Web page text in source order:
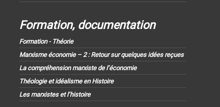
Formation, documentation
Formation - Théorie
Marxisme économie – 2 : Retour sur quelques idées reçues
La compréhension marxiste de l’économie
Théologie et idéalisme en Histoire
Les marxistes et l’histoire